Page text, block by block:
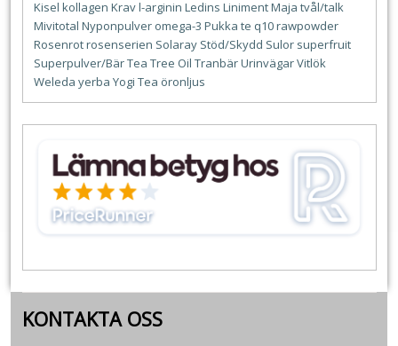
Kisel kollagen Kravl-arginin Ledins LinimentMaja tvål/talk
Mivitotal Nyponpulver omega-3 Pukka te q10rawpowder
Rosenrotrosenserien Solaray Stöd/Skydd Sulor superfruit
Superpulver/BärTea Tree Oil TranbärUrinvägarVitlök
Weleda yerba Yogi Tea öronljus
KONTAKTA OSS